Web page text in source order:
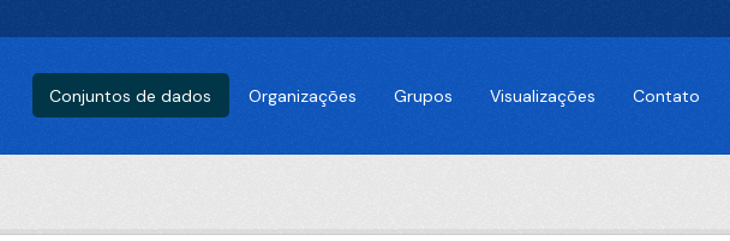
Conjuntos de dados Organizações Grupos Visualizações Contato